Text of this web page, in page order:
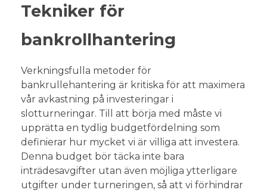
Tekniker för
bankrollhantering
Verkningsfulla metoder för
bankrullehantering är kritiska för att maximera
vår avkastning på investeringar i
slotturneringar. Till att börja med måste vi
upprätta en tydlig budgetfördelning som
definierar hur mycket vi är villiga att investera.
Denna budget bör täcka inte bara
inträdesavgifter utan även möjliga ytterligare
utgifter under turneringen, så att vi förhindrar